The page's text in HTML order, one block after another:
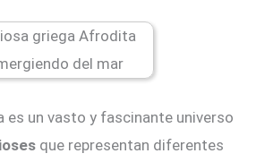
es un vasto y fascinante universo
que representan diferentes